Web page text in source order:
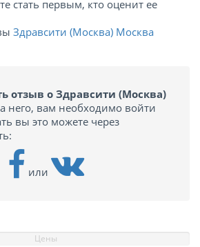
стать первым, кто оценит ее
Здравсити (Москва) Москва
отзыв о Здравсити (Москва)
него, вам необходимо войти
вы это можете через
или
Цены